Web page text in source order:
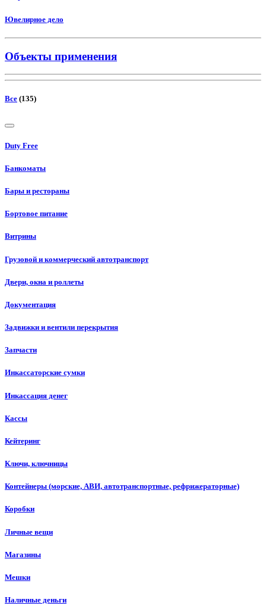
Ювелирное дело
Объекты применения
Все (135)
Duty Free
Банкоматы
Бары и рестораны
Бортовое питание
Витрины
Грузовой и коммерческий автотранспорт
Двери, окна и роллеты
Документация
Задвижки и вентили перекрытия
Запчасти
Инкассаторские сумки
Инкассация денег
Кассы
Кейтеринг
Ключи, ключницы
Контейнеры (морские, АВИ, автотранспортные, рефрижераторные)
Коробки
Личные вещи
Магазины
Мешки
Наличные деньги